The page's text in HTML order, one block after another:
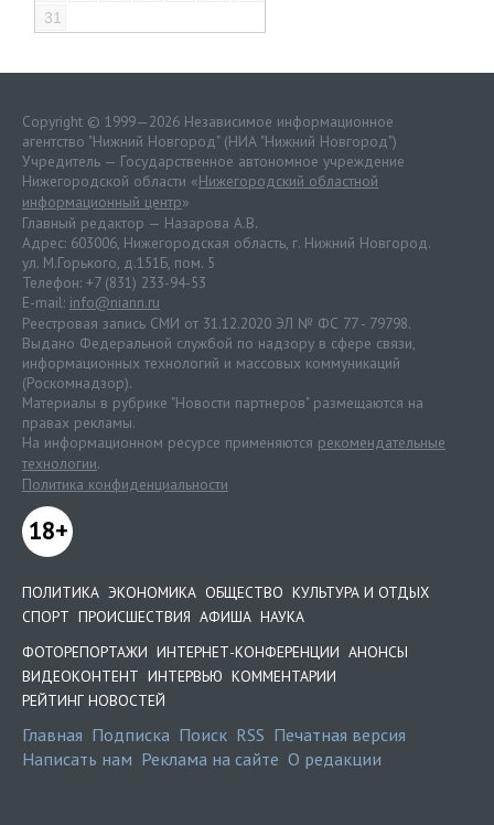
31
Copyright © 1999—2026 Независимое информационное
агентство "Нижний Новгород" (НИА "Нижний Новгород")
Учредитель — Государственное автономное учреждение
Нижегородской области «Нижегородский областной
информационный центр»
Главный редактор — Назарова А.В.
Адрес: 603006, Нижегородская область, г. Нижний Новгород.
ул. М.Горького, д.151Б, пом. 5
Телефон: +7 (831) 233-94-53
E-mail: info@niann.ru
Реестровая запись СМИ от 31.12.2020 ЭЛ № ФС 77 - 79798.
Выдано Федеральной службой по надзору в сфере связи,
информационных технологий и массовых коммуникаций
(Роскомнадзор).
Материалы в рубрике "Новости партнеров" размещаются на
правах рекламы.
На информационном ресурсе применяются рекомендательные
технологии.
Политика конфиденциальности
18+
ПОЛИТИКА ЭКОНОМИКА ОБЩЕСТВО КУЛЬТУРА И ОТДЫХ
СПОРТ ПРОИСШЕСТВИЯ АФИША НАУКА
ФОТОРЕПОРТАЖИ ИНТЕРНЕТ-КОНФЕРЕНЦИИ АНОНСЫ
ВИДЕОКОНТЕНТ ИНТЕРВЬЮ КОММЕНТАРИИ
РЕЙТИНГ НОВОСТЕЙ
Главная Подписка Поиск RSS Печатная версия
Написать нам Реклама на сайте О редакции